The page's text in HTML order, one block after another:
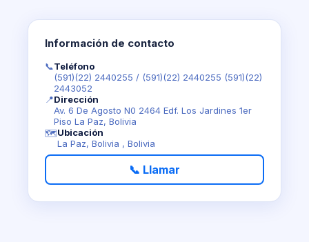
Información de contacto
📞Teléfono
(591)(22) 2440255 / (591)(22) 2440255 (591)(22)
2443052
📍Dirección
Av. 6 De Agosto N0 2464 Edf. Los Jardines 1er
Piso La Paz, Bolivia
🗺️Ubicación
La Paz, Bolivia , Bolivia
📞 Llamar